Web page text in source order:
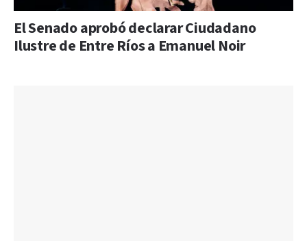
El Senado aprobó declarar Ciudadano
Ilustre de Entre Ríos a Emanuel Noir